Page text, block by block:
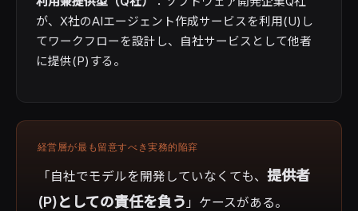
が、X社のAIエージェント作成サービスを利用(U)し
てワークフローを設計し、自社サービスとして他者
に提供(P)する。
経営層が最も留意すべき実務的陥穽
「自社でモデルを開発していなくても、 提供者
(P)としての責任を負う 」ケースがある。